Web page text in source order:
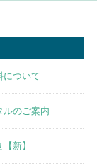
について
ルのご案内
新】